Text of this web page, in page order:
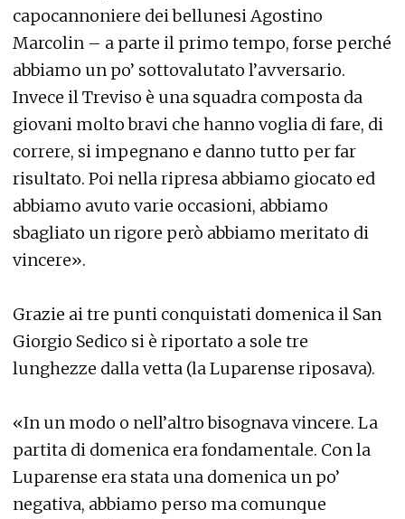
capocannoniere dei bellunesi Agostino
Marcolin – a parte il primo tempo, forse perché
abbiamo un po’ sottovalutato l’avversario.
Invece il Treviso è una squadra composta da
giovani molto bravi che hanno voglia di fare, di
correre, si impegnano e danno tutto per far
risultato. Poi nella ripresa abbiamo giocato ed
abbiamo avuto varie occasioni, abbiamo
sbagliato un rigore però abbiamo meritato di
vincere».
Grazie ai tre punti conquistati domenica il San
Giorgio Sedico si è riportato a sole tre
lunghezze dalla vetta (la Luparense riposava).
«In un modo o nell’altro bisognava vincere. La
partita di domenica era fondamentale. Con la
Luparense era stata una domenica un po’
negativa, abbiamo perso ma comunque